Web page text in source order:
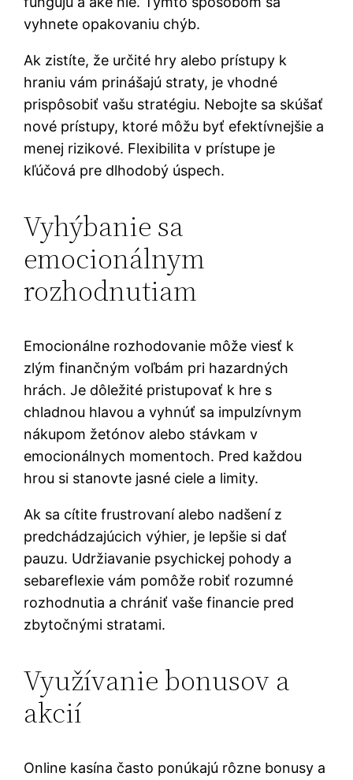
vyhnete opakovaniu chýb.
Ak zistíte, že určité hry alebo prístupy k
hraniu vám prinášajú straty, je vhodné
prispôsobiť vašu stratégiu. Nebojte sa skúšať
nové prístupy, ktoré môžu byť efektívnejšie a
menej rizikové. Flexibilita v prístupe je
kľúčová pre dlhodobý úspech.
Vyhýbanie sa
emocionálnym
rozhodnutiam
Emocionálne rozhodovanie môže viesť k
zlým finančným voľbám pri hazardných
hrách. Je dôležité pristupovať k hre s
chladnou hlavou a vyhnúť sa impulzívnym
nákupom žetónov alebo stávkam v
emocionálnych momentoch. Pred každou
hrou si stanovte jasné ciele a limity.
Ak sa cítite frustrovaní alebo nadšení z
predchádzajúcich výhier, je lepšie si dať
pauzu. Udržiavanie psychickej pohody a
sebareflexie vám pomôže robiť rozumné
rozhodnutia a chrániť vaše financie pred
zbytočnými stratami.
Využívanie bonusov a
akcií
Online kasína často ponúkajú rôzne bonusy a